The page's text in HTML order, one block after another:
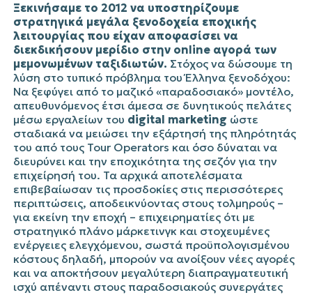
Ξεκινήσαμε το 2012 να υποστηρίζουμε
στρατηγικά μεγάλα ξενοδοχεία εποχικής
λειτουργίας που είχαν αποφασίσει να
διεκδικήσουν μερίδιο στην online αγορά των
μεμονωμένων ταξιδιωτών. Στόχος να δώσουμε τη
λύση στο τυπικό πρόβλημα του Έλληνα ξενοδόχου:
Να ξεφύγει από το μαζικό «παραδοσιακό» μοντέλο,
απευθυνόμενος έτσι άμεσα σε δυνητικούς πελάτες
μέσω εργαλείων του digital marketing ώστε
σταδιακά να μειώσει την εξάρτησή της πληρότητάς
του από τους Tour Operators και όσο δύναται να
διευρύνει και την εποχικότητα της σεζόν για την
επιχείρησή του. Τα αρχικά αποτελέσματα
επιβεβαίωσαν τις προσδοκίες στις περισσότερες
περιπτώσεις, αποδεικνύοντας στους τολμηρούς –
για εκείνη την εποχή – επιχειρηματίες ότι με
στρατηγικό πλάνο μάρκετινγκ και στοχευμένες
ενέργειες ελεγχόμενου, σωστά προϋπολογισμένου
κόστους δηλαδή, μπορούν να ανοίξουν νέες αγορές
και να αποκτήσουν μεγαλύτερη διαπραγματευτική
ισχύ απέναντι στους παραδοσιακούς συνεργάτες